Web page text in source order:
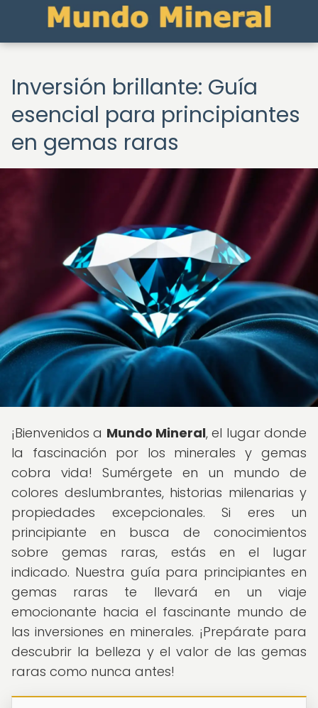
Inversión brillante: Guía
esencial para principiantes
en gemas raras
¡Bienvenidos a Mundo Mineral, el lugar donde
la fascinación por los minerales y gemas
cobra vida! Sumérgete en un mundo de
colores deslumbrantes, historias milenarias y
propiedades excepcionales. Si eres un
principiante en busca de conocimientos
sobre gemas raras, estás en el lugar
indicado. Nuestra guía para principiantes en
gemas raras te llevará en un viaje
emocionante hacia el fascinante mundo de
las inversiones en minerales. ¡Prepárate para
descubrir la belleza y el valor de las gemas
raras como nunca antes!